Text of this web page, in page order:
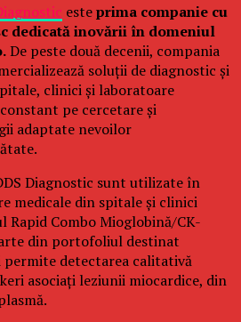
esteprima companie cu
dedicată inovării în domeniul
De peste două decenii, compania
soluții de diagnostic și
clinici și laboratoare
pe cercetare și
adaptate nevoilor
Diagnostic sunt utilizate în
medicale din spitale și clinici
Rapid Combo Mioglobină/CK-
din portofoliul destinat
detectarea calitativă
asociați leziunii miocardice, din